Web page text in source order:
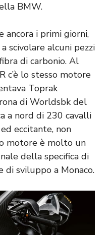
BMW.
ancora i primi giorni,
scivolare alcuni pezzi
di carbonio. Al
c’è lo stesso motore
Toprak
di Worldsbk del
a nord di 230 cavalli
eccitante, non
motore è molto un
della specifica di
di sviluppo a Monaco.